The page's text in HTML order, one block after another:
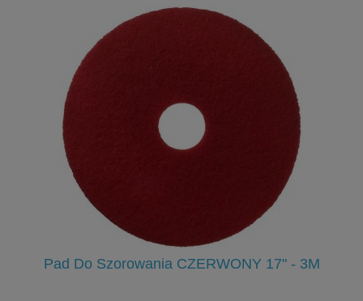
Pad Do Szorowania CZERWONY 17" - 3M